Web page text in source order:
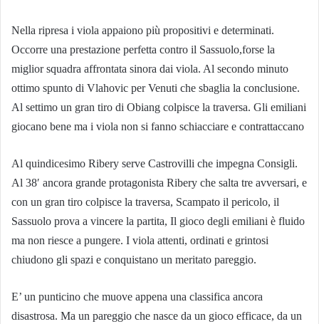
Nella ripresa i viola appaiono più propositivi e determinati.
Occorre una prestazione perfetta contro il Sassuolo,forse la
miglior squadra affrontata sinora dai viola. Al secondo minuto
ottimo spunto di Vlahovic per Venuti che sbaglia la conclusione.
Al settimo un gran tiro di Obiang colpisce la traversa. Gli emiliani
giocano bene ma i viola non si fanno schiacciare e contrattaccano
Al quindicesimo Ribery serve Castrovilli che impegna Consigli.
Al 38′ ancora grande protagonista Ribery che salta tre avversari, e
con un gran tiro colpisce la traversa, Scampato il pericolo, il
Sassuolo prova a vincere la partita, Il gioco degli emiliani è fluido
ma non riesce a pungere. I viola attenti, ordinati e grintosi
chiudono gli spazi e conquistano un meritato pareggio.
E’ un punticino che muove appena una classifica ancora
disastrosa. Ma un pareggio che nasce da un gioco efficace, da un